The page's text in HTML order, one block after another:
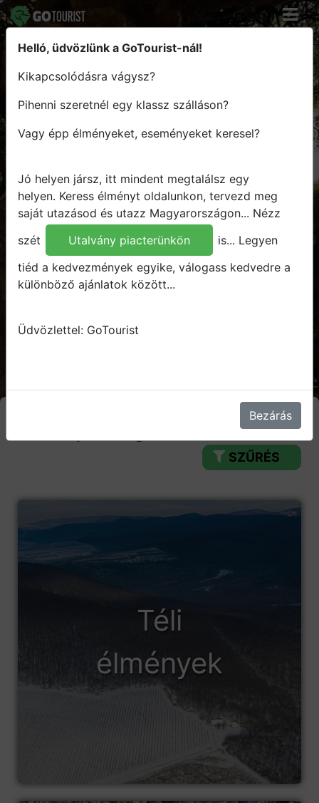
Helló, üdvözlünk a GoTourist-nál!
Kikapcsolódásra vágysz?
Pihenni szeretnél egy klassz szálláson?
Vagy épp élményeket, eseményeket keresel?
Jó helyen jársz, itt mindent megtalálsz egy
helyen. Keress élményt oldalunkon, tervezd meg
saját utazásod és utazz Magyarországon... Nézz
szét
Utalvány piacterünkön is... Legyen
tiéd a kedvezmények egyike, válogass kedvedre a
különböző ajánlatok között...
Üdvözlettel: GoTourist
Bezárás
Keress élményt - Tervezz útvonalat
- Utazz Magyarországon
Hova
Bármit
Keresés
SZŰRÉS
Téli
élmények